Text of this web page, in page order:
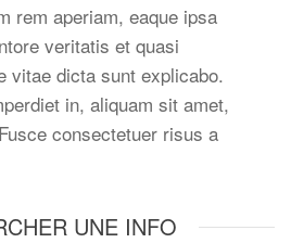
rem aperiam, eaque ipsa
veritatis et quasi
vitae dicta sunt explicabo.
in, aliquam sit amet,
consectetuer risus a
UNE INFO